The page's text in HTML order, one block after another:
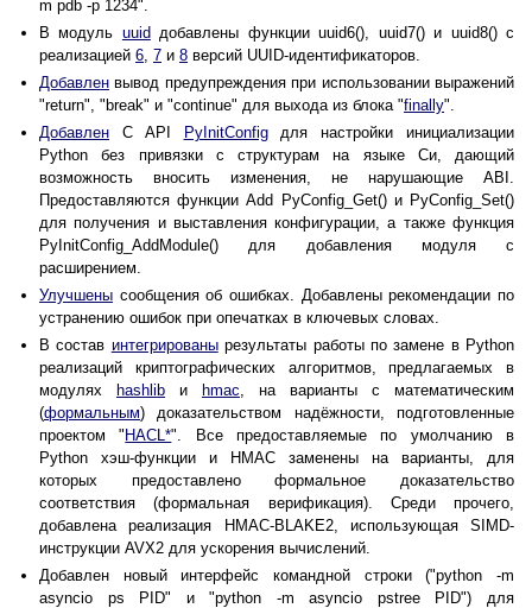
m pdb -p 1234".
В модуль uuidдобавлены функции uuid6(), uuid7() и uuid8() с
реализацией 6 7 и 8 версий UUID-идентификаторов.
Добавлен вывод предупреждения при использовании выражений
"return", "break" и "continue" для выхода из блока "finally".
Добавлен C API PyInitConfigдля настройки инициализации
Python без привязки с структурам на языке Си, дающий
возможность вносить изменения, не нарушающие ABI.
Предоставляются функции Add PyConfig_Get() и PyConfig_Set()
для получения и выставления конфигурации, а также функция
PyInitConfig_AddModule() для добавления модуля с
расширением.
Улучшены сообщения об ошибках. Добавлены рекомендации по
устранению ошибок при опечатках в ключевых словах.
В состав интегрированырезультаты работы по замене в Python
реализаций криптографических алгоритмов, предлагаемых в
модулях hashlib и hmac , на варианты с математическим
(формальным) доказательством надёжности, подготовленные
проектом "HACL*". Все предоставляемые по умолчанию в
Python хэш-функции и HMAC заменены на варианты, для
которых предоставлено формальное доказательство
соответствия (формальная верификация). Среди прочего,
добавлена реализация HMAC-BLAKE2, использующая SIMD-
инструкции AVX2 для ускорения вычислений.
Добавлен новый интерфейс командной строки ("python -m
asyncio ps PID" и "python -m asyncio pstree PID") для